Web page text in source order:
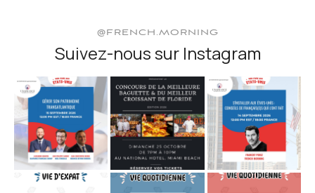
@FRENCH.MORNING
Suivez-nous sur Instagram